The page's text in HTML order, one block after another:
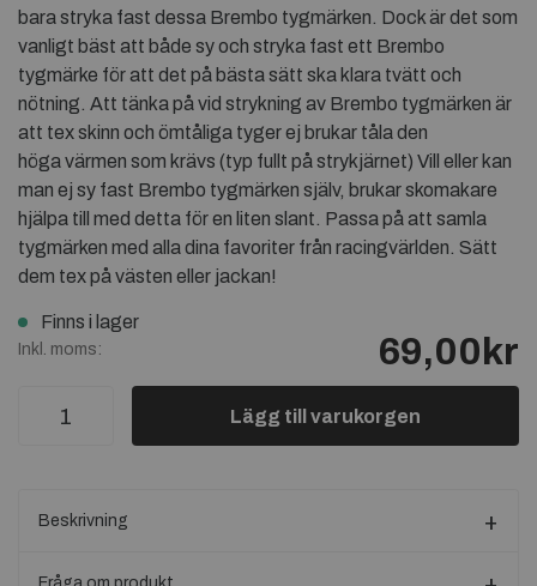
bara stryka fast dessa Brembo tygmärken. Dock är det som
vanligt bäst att både sy och stryka fast ett Brembo
tygmärke för att det på bästa sätt ska klara tvätt och
nötning. Att tänka på vid strykning av Brembo tygmärken är
att tex skinn och ömtåliga tyger ej brukar tåla den
höga värmen som krävs (typ fullt på strykjärnet) Vill eller kan
man ej sy fast Brembo tygmärken själv, brukar skomakare
hjälpa till med detta för en liten slant. Passa på att samla
tygmärken med alla dina favoriter från racingvärlden. Sätt
dem tex på västen eller jackan!
Finns i lager
Inkl. moms: 69,00kr
Lägg till varukorgen
Beskrivning